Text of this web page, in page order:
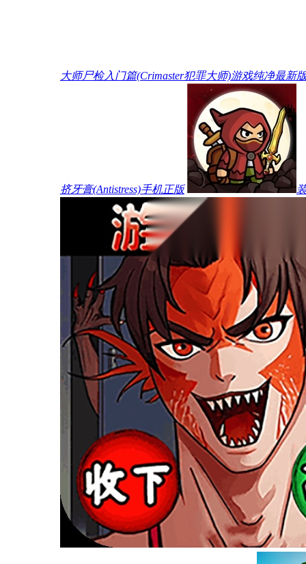
大师尸检入门篇(Crimaster犯罪大师)游戏纯净最新
挤牙膏(Antistress)手机正版